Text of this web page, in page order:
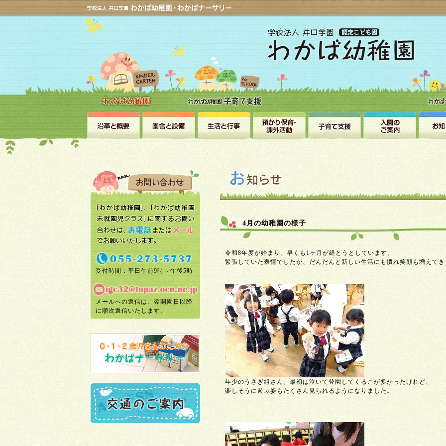
受付時間：平日午前9時～午後5時
メールへの返信は、翌開園日以降
に順次返信いたします。
4月の幼稚園の様子
令和8年度が始まり、早くも1ヶ月が経とうとしています。
緊張していた表情でしたが、だんだんと新しい生活にも慣れ笑顔も増えて
年少のうさぎ組さん。最初は泣いて登園してくるこが多かったけれど、
楽しそうに遊ぶ姿もたくさん見られるようになりました。